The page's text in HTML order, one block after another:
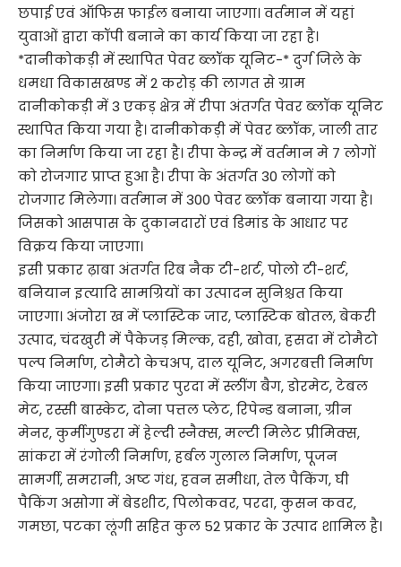
छपाई एवं ऑफिस फाईल बनाया जाएगा। वर्तमान में यहां
युवाओं द्वारा कॉपी बनाने का कार्य किया जा रहा है।
*दानीकोकड़ी में स्थापित पेवर ब्लॉक यूनिट-* दुर्ग जिले के
धमधा विकासखण्ड में 2 करोड़ की लागत से ग्राम
दानीकोकड़ी में 3 एकड़ क्षेत्र में रीपा अंतर्गत पेवर ब्लॉक यूनिट
स्थापित किया गया है। दानीकोकड़ी में पेवर ब्लॉक, जाली तार
का निर्माण किया जा रहा है। रीपा केन्द्र में वर्तमान मे 7 लोगों
को रोजगार प्राप्त हुआ है। रीपा के अंतर्गत 30 लोगों को
रोजगार मिलेगा। वर्तमान में 300 पेवर ब्लॉक बनाया गया है।
जिसको आसपास के दुकानदारों एवं डिमांड के आधार पर
विक्रय किया जाएगा।
इसी प्रकार ढ़ाबा अंतर्गत रिब नैक टी-शर्ट, पोलो टी-शर्ट,
बनियान इत्यादि सामग्रियों का उत्पादन सुनिश्चत किया
जाएगा। अंजोरा ख में प्लास्टिक जार, प्लास्टिक बोतल, बेकरी
उत्पाद, चंदखुरी में पैकेजड़ मिल्क, दही, खोवा, हसदा में टोमैटो
पल्प निर्माण, टोमैटो केचअप, दाल यूनिट, अगरबत्ती निर्माण
किया जाएगा। इसी प्रकार पुरदा में स्लींग बैग, डोरमेट, टेबल
मेट, रस्सी बास्केट, दोना पत्तल प्लेट, रिपेन्ड बनाना, ग्रीन
मेनर, कुर्मीगुण्डरा में हेल्दी स्नैक्स, मल्टी मिलेट प्रीमिक्स,
सांकरा में रंगोली निर्माण, हर्बल गुलाल निर्माण, पूजन
सामर्गी, समरानी, अष्ट गंध, हवन समीधा, तेल पैकिंग, घी
पैकिंग असोगा में बेडशीट, पिलोकवर, परदा, कुसन कवर,
गमछा, पटका लूंगी सहित कुल 52 प्रकार के उत्पाद शामिल है।